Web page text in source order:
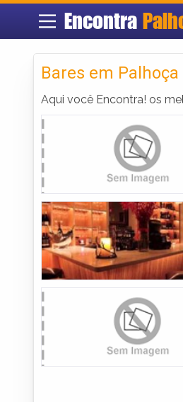
Encontra
Bares em Palhoça
Aqui você Encontra! os